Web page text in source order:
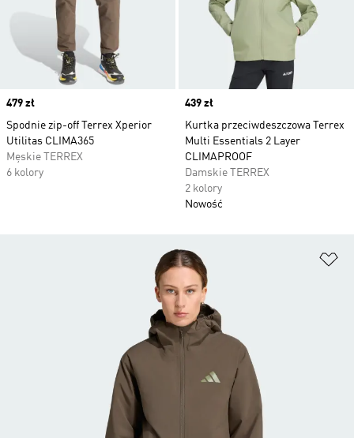
Price
479 zł
Spodnie zip-off Terrex Xperior
Utilitas CLIMA365
Męskie TERREX
6 kolory
Price
439 zł
Kurtka przeciwdeszczowa Terrex
Multi Essentials 2 Layer
CLIMAPROOF
Damskie TERREX
2 kolory
Nowość